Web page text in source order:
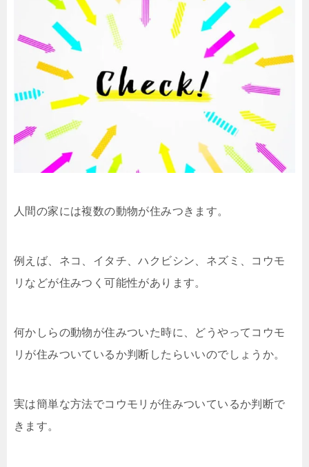
人間の家には複数の動物が住みつきます。
例えば、ネコ、イタチ、ハクビシン、ネズミ、コウモ
リなどが住みつく可能性があります。
何かしらの動物が住みついた時に、どうやってコウモ
リが住みついているか判断したらいいのでしょうか。
実は簡単な方法でコウモリが住みついているか判断で
きます。